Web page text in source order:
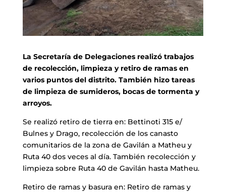
La Secretaría de Delegaciones realizó trabajos
de recolección, limpieza y retiro de ramas en
varios puntos del distrito. También hizo tareas
de limpieza de sumideros, bocas de tormenta y
arroyos.
Se realizó retiro de tierra en: Bettinoti 315 e/
Bulnes y Drago, recolección de los canasto
comunitarios de la zona de Gavilán a Matheu y
Ruta 40 dos veces al día. También recolección y
limpieza sobre Ruta 40 de Gavilán hasta Matheu.
Retiro de ramas y basura en: Retiro de ramas y